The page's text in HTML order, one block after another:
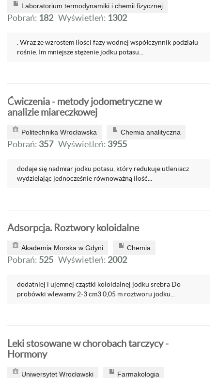
Laboratorium termodynamiki i chemii fizycznej
Pobrań: 182 Wyświetleń: 1302
. Wraz ze wzrostem ilości fazy wodnej współczynnik podziału
rośnie. Im mniejsze stężenie jodku potasu...
Ćwiczenia - metody jodometryczne w
analizie miareczkowej
Politechnika Wrocławska Chemia analityczna
Pobrań: 357 Wyświetleń: 3955
dodaje się nadmiar jodku potasu, który redukuje utleniacz
wydzielając jednocześnie równoważną ilość...
Adsorpcja. Roztwory koloidalne
Akademia Morska w Gdyni Chemia
Pobrań: 525 Wyświetleń: 2002
dodatniej i ujemnej cząstki koloidalnej jodku srebra Do
probówki wlewamy 2-3 cm3 0,05 m roztworu jodku...
Leki stosowane w chorobach tarczycy -
Hormony
Uniwersytet Wrocławski Farmakologia